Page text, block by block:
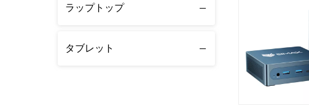
ラップトップ
タブレット